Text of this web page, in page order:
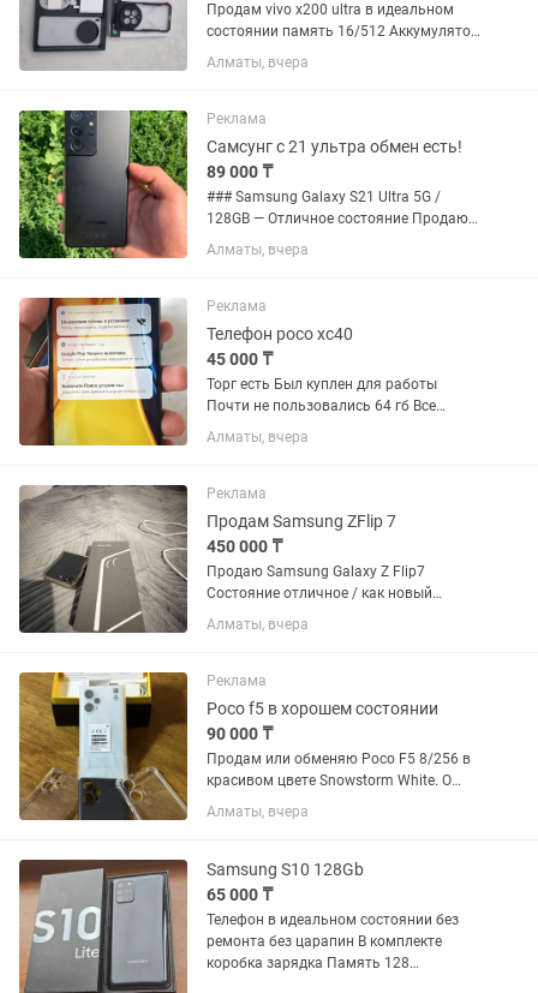
Продам vivo x200 ultra в идеальном
состоянии память 16/512 Аккумулятор
100 % полный комплект В комплекте
новый чехол ксунд Перекупам не
Алматы, вчера
Реклама
Самсунг с 21 ультра обмен есть!
89 000 ₸
### Samsung Galaxy S21 Ultra 5G /
128GB — Отличное состояние Продаю
или меняю мощный флагман Samsung
Galaxy S21 Ultra с объемом памяти 128
внешнем и техническом...
Алматы, вчера
Реклама
Телефон poco xc40
45 000 ₸
Торг есть Был куплен для работы
Почти не пользовались 64 гб Все
Алматы, вчера
Реклама
Продам Samsung ZFlip 7
450 000 ₸
Продаю Samsung Galaxy Z Flip7
Состояние отличное / как новый
Работает идеально, без лагов
Складной экран без проблем Полный
стильный и удобный телефон
Причина...
Алматы, вчера
Реклама
Poco f5 в хорошем состоянии
90 000 ₸
Продам или обменяю Poco F5 8/256 в
красивом цвете Snowstorm White. О
смартфоне: Состояние: Отличное,
полностью рабочий (камеры, NFC,
100%). Экран чистый, без...
Алматы, вчера
Samsung S10 128Gb
65 000 ₸
Телефон в идеальном состоянии без
ремонта без царапин В комплекте
коробка зарядка Память 128